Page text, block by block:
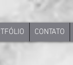
CONTATO